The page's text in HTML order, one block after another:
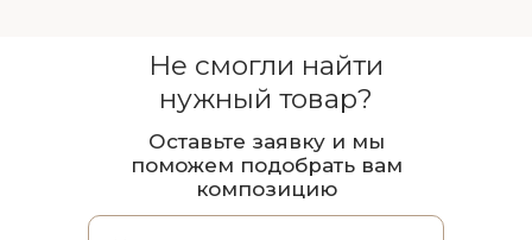
Не смогли найти
нужный товар?
Оставьте заявку и мы
поможем подобрать вам
композицию